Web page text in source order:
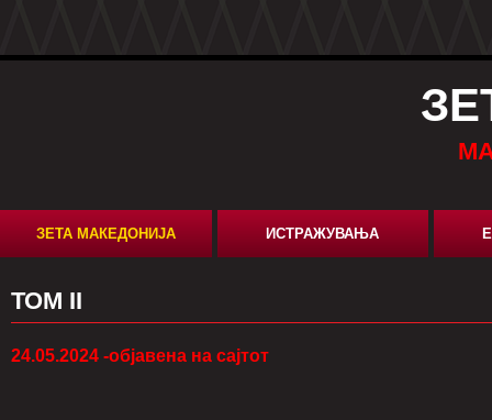
ЗЕТА МАКЕДОНИЈА ИСТРАЖУВАЊА
ТОМ II
24.05.2024 -објавена на сајтот